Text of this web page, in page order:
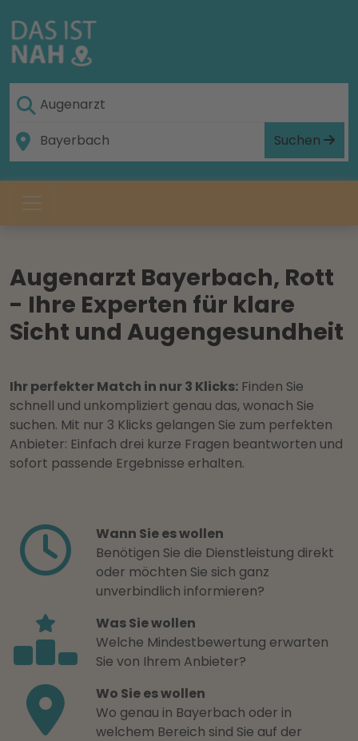
Suchen
Augenarzt Bayerbach, Rott
- Ihre Experten für klare
Sicht und Augengesundheit
Ihr perfekter Match in nur 3 Klicks: Finden Sie
schnell und unkompliziert genau das, wonach Sie
suchen. Mit nur 3 Klicks gelangen Sie zum perfekten
Anbieter: Einfach drei kurze Fragen beantworten und
sofort passende Ergebnisse erhalten.
Wann Sie es wollen
Benötigen Sie die Dienstleistung direkt
oder möchten Sie sich ganz
unverbindlich informieren?
Was Sie wollen
Welche Mindestbewertung erwarten
Sie von Ihrem Anbieter?
Wo Sie es wollen
Wo genau in Bayerbach oder in
welchem Bereich sind Sie auf der